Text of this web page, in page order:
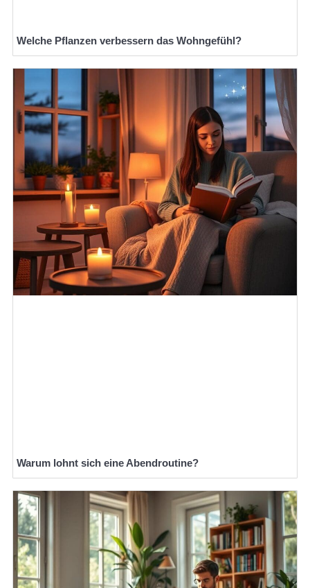
Welche Pflanzen verbessern das Wohngefühl?
Warum lohnt sich eine Abendroutine?